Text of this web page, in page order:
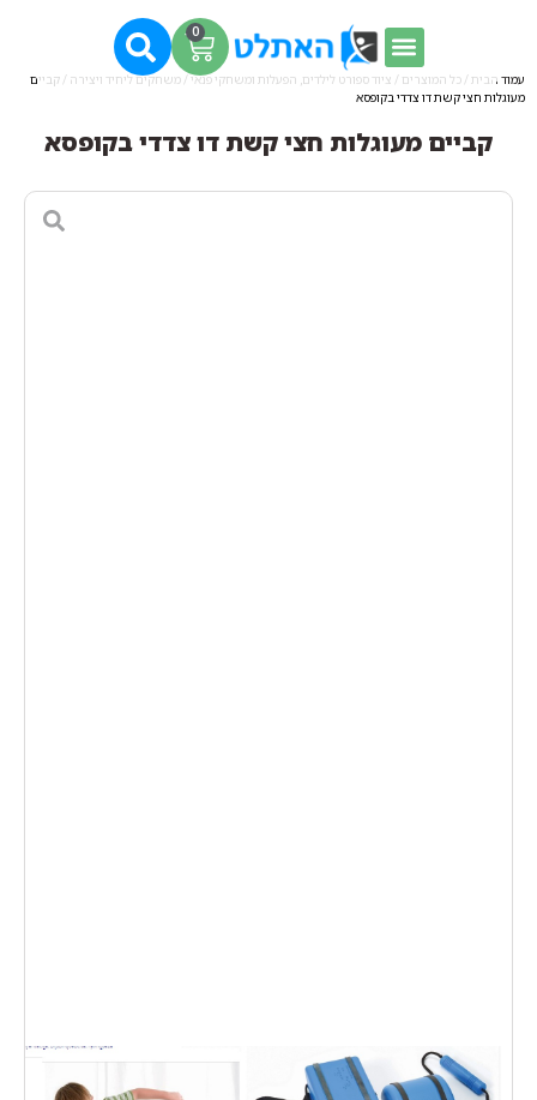
0
עמוד הבית / כל המוצרים / ציוד ספורט לילדים, הפעלות ומשחקי פנאי / משחקים ליחיד ויצירה / קביים
מעוגלות חצי קשת דו צדדי בקופסא
קביים מעוגלות חצי קשת דו צדדי בקופסא